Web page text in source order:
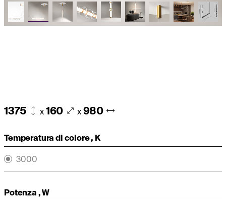
1375 x 160 x 980
Temperatura di colore , K
3000
Potenza , W